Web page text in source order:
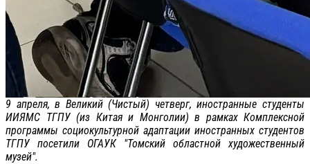
9 апреля, в Великий (Чистый) четверг, иностранные студенты
ИИЯМС ТГПУ (из Китая и Монголии) в рамках Комплексной
программы социокультурной адаптации иностранных студентов
ТГПУ посетили ОГАУК "Томский областной художественный
музей".